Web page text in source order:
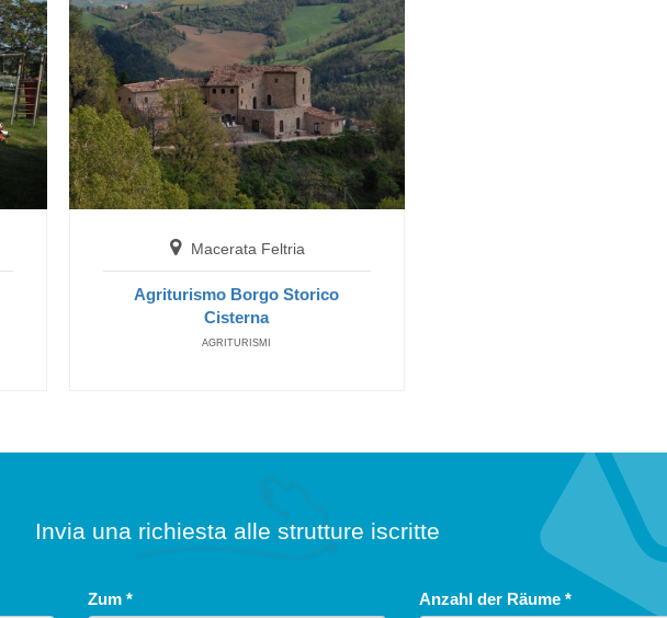
Montemonaco
Agriturismo La Fattoria dei Sibillini
BAUERNHAUS
BAUERNHAUS
Macerata Feltria
Agriturismo Borgo Storico
Cisterna
AGRITURISMI
Invia una richiesta alle strutture iscritte
Zum * Anzahl der Räume*